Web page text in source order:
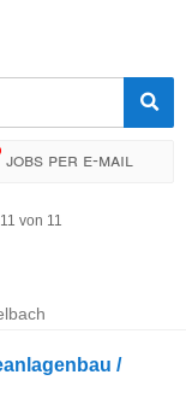
Jobs per e-mail
von 11
/